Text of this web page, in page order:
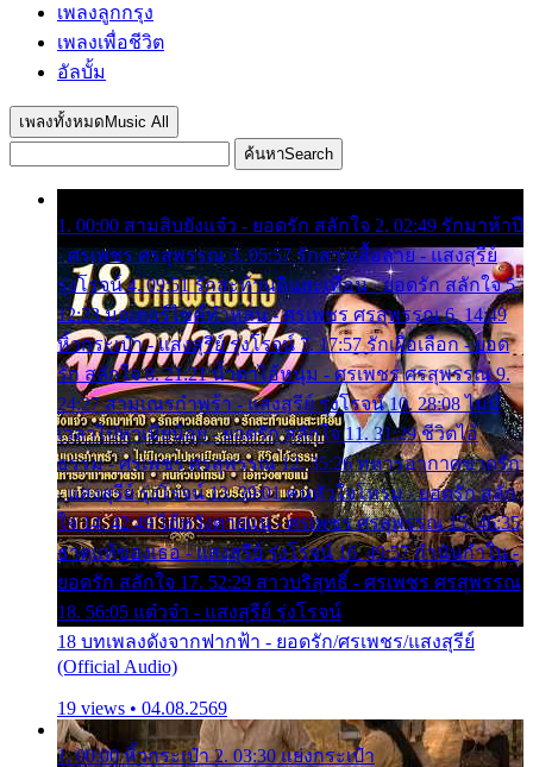
เพลงลูกกรุง
เพลงเพื่อชีวิต
อัลบั้ม
เพลงทั้งหมด Music All
ค้นหาSearch
1. 00:00 สามสิบยังแจ๋ว - ยอดรัก สลักใจ 2. 02:49 รักมาห้าปี
- ศรเพชร ศรสุพรรณ 3. 05:57 รักสาวเสื้อลาย - แสงสุรีย์
รุ่งโรจน์ 4. 09:51 รักสะท้านดินสะเทือน - ยอดรัก สลักใจ 5.
12:23 มอเตอร์ไซค์ทำหล่น - ศรเพชร ศรสุพรรณ 6. 14:49
หิ้วกระเป๋า - แสงสุรีย์ รุ่งโรจน์ 7. 17:57 รักเผื่อเลือก - ยอด
รัก สลักใจ 8. 21:21 น้ำตาไอ้หนุ่ม - ศรเพชร ศรสุพรรณ 9.
24:27 สามเณรกำพร้า - แสงสุรีย์ รุ่งโรจน์ 10. 28:08 ไม่มี
เวลาไปหาเมียน้อย - ยอดรัก สลักใจ 11. 31:29 ชีวิตไอ้
ธรรม - ศรเพชร ศรสุพรรณ 12. 35:26 ทหารอากาศขาดรัก
- แสงสุรีย์ รุ่งโรจน์ 13. 39:01 คนหัวใจโทรม - ยอดรัก สลัก
ใจ 14. 42:49 ไอ้หวังตายแน่ - ศรเพชร ศรสุพรรณ 15. 46:35
ธาตุแท้ของเธอ - แสงสุรีย์ รุ่งโรจน์ 16. 49:57 กำนันกำใน -
ยอดรัก สลักใจ 17. 52:29 สาวบริสุทธิ์ - ศรเพชร ศรสุพรรณ
18. 56:05 แต๋วจ๋า - แสงสุรีย์ รุ่งโรจน์
18 บทเพลงดังจากฟากฟ้า - ยอดรัก/ศรเพชร/แสงสุรีย์
(Official Audio)
19 views • 04.08.2569
1. 00:00 หิ้วกระเป๋า 2. 03:30 แย่งกระเป๋า